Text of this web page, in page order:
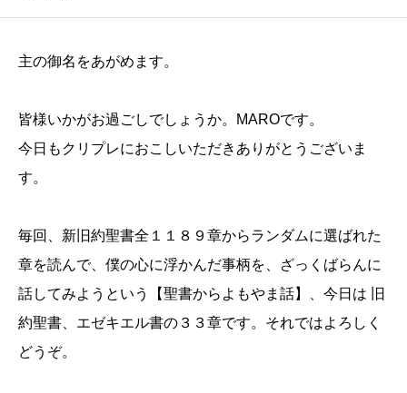
主の御名をあがめます。
皆様いかがお過ごしでしょうか。MAROです。
今日もクリプレにおこしいただきありがとうございま
す。
毎回、新旧約聖書全１１８９章からランダムに選ばれた
章を読んで、僕の心に浮かんだ事柄を、ざっくばらんに
話してみようという【聖書からよもやま話】、今日は 旧
約聖書、エゼキエル書の３３章です。それではよろしく
どうぞ。